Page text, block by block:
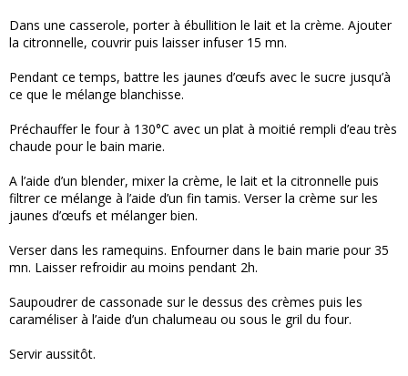
Dans une casserole, porter à ébullition le lait et la crème. Ajouter
la citronnelle, couvrir puis laisser infuser 15 mn.
Pendant ce temps, battre les jaunes d’œufs avec le sucre jusqu’à
ce que le mélange blanchisse.
Préchauffer le four à 130°C avec un plat à moitié rempli d’eau très
chaude pour le bain marie.
A l’aide d’un blender, mixer la crème, le lait et la citronnelle puis
filtrer ce mélange à l’aide d’un fin tamis. Verser la crème sur les
jaunes d’œufs et mélanger bien.
Verser dans les ramequins. Enfourner dans le bain marie pour 35
mn. Laisser refroidir au moins pendant 2h.
Saupoudrer de cassonade sur le dessus des crèmes puis les
caraméliser à l’aide d’un chalumeau ou sous le gril du four.
Servir aussitôt.